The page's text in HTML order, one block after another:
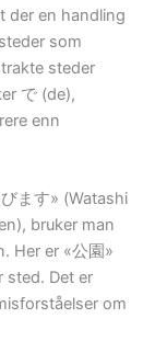
der en handling
som
steder
で (de),
enn
ます» (Watashi
bruker man
Her er «公園»
sted. Det er
om